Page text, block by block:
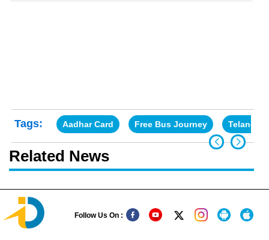
Tags: Aadhar Card Free Bus Journey
Related News
Follow Us On :